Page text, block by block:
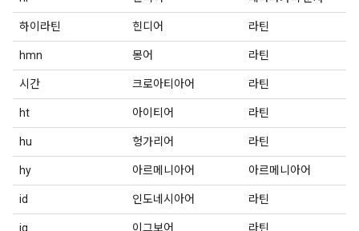
하이라틴 힌디어 라틴
hmn 몽어 라틴
시간 크로아티아어 라틴
ht 아이티어 라틴
hu 헝가리어 라틴
hy 아르메니아어 아르메니아어
id 인도네시아어 라틴
ig 이그보어 라틴